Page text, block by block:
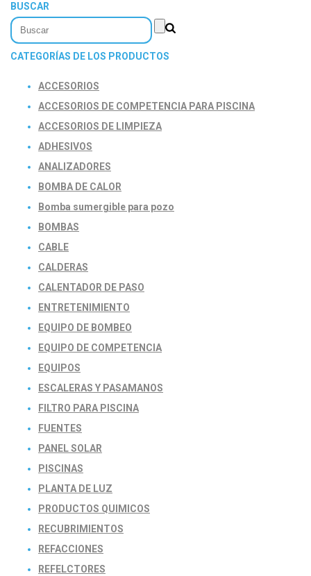
BUSCAR
CATEGORÍAS DE LOS PRODUCTOS
ACCESORIOS
ACCESORIOS DE COMPETENCIA PARA PISCINA
ACCESORIOS DE LIMPIEZA
ADHESIVOS
ANALIZADORES
BOMBA DE CALOR
Bomba sumergible para pozo
BOMBAS
CABLE
CALDERAS
CALENTADOR DE PASO
ENTRETENIMIENTO
EQUIPO DE BOMBEO
EQUIPO DE COMPETENCIA
EQUIPOS
ESCALERAS Y PASAMANOS
FILTRO PARA PISCINA
FUENTES
PANEL SOLAR
PISCINAS
PLANTA DE LUZ
PRODUCTOS QUIMICOS
RECUBRIMIENTOS
REFACCIONES
REFELCTORES